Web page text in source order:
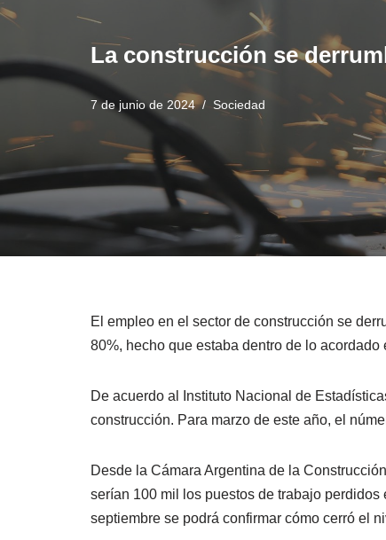
La construcción se
7 de junio de 2024 Sociedad
El empleo en el sector de construcción se
80%, hecho que estaba dentro de lo
De acuerdo al Instituto Nacional de
construcción. Para marzo de este año, el
Desde la Cámara Argentina de la
serían 100 mil los puestos de trabajo
septiembre se podrá confirmar cómo cerró el